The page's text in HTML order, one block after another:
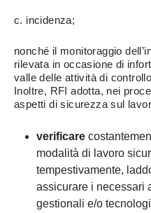
c. incidenza;
nonché il monitoraggio
rilevata in occasione di
valle delle attività di
Inoltre, RFI adotta, nei
aspetti di sicurezza sul
verificare
modalità di lavoro
tempestivamente,
assicurare i necessari
gestionali e/o